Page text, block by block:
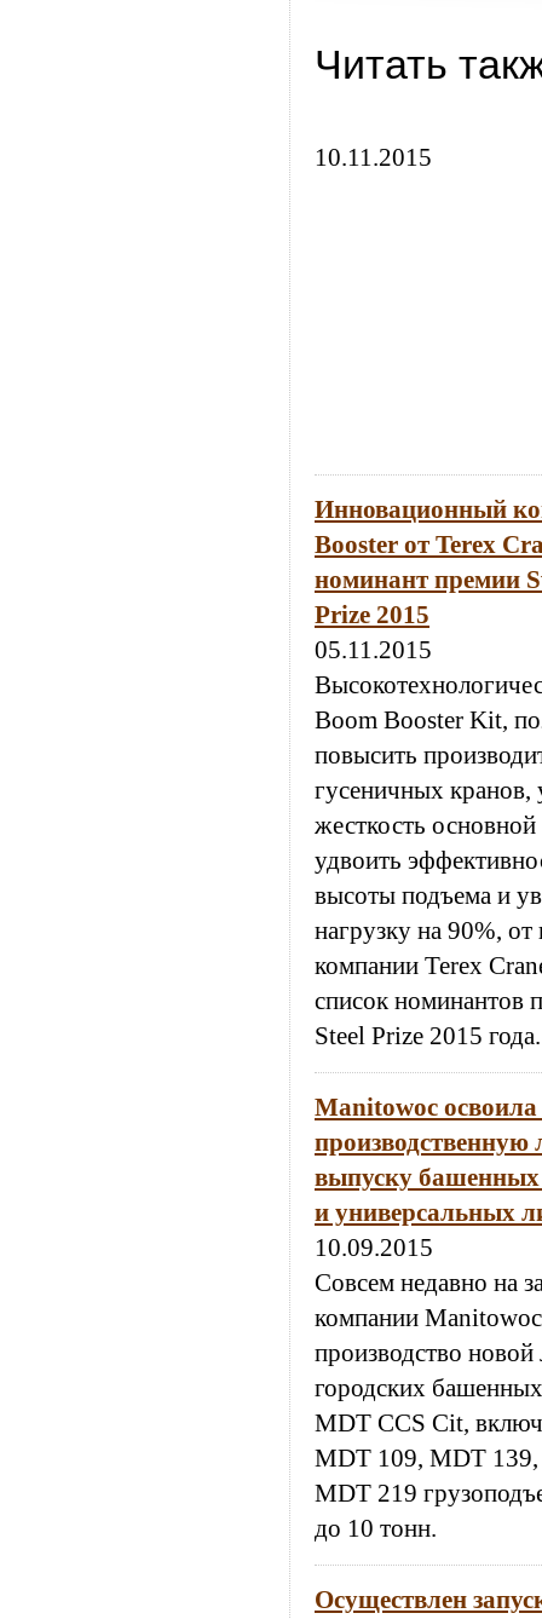
Читать
10.11.2015
Инновационный
Booster от Terex
номинант премии
Prize 2015
05.11.2015
Boom Booster Kit,
повысить
гусеничных кранов,
жесткость основной
удвоить
высоты подъема и
нагрузку на 90%,
компании Terex
список номинантов
Steel Prize 2015 года.
Manitowoc
выпуску
и универсальных
10.09.2015
Совсем недавно на
компании
производство новой
городских
MDT CCS Cit,
MDT 109, MDT
MDT 219
до 10 тонн.
Осуществлен